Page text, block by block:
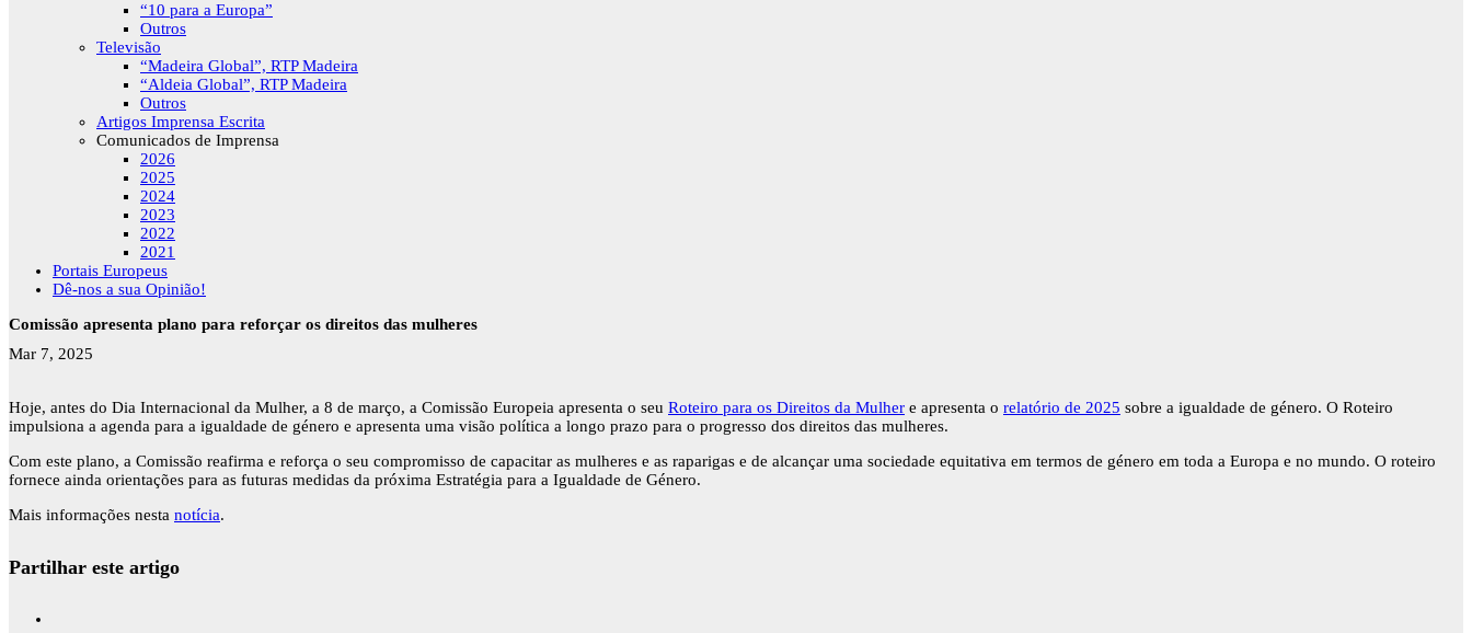
“10 para a Europa”
Outros
Televisão
“Madeira Global”, RTP Madeira
“Aldeia Global”, RTP Madeira
Outros
Artigos Imprensa Escrita
Comunicados de Imprensa
2026
2025
2024
2023
2022
2021
Portais Europeus
Dê-nos a sua Opinião!
Comissão apresenta plano para reforçar os direitos das mulheres
Mar 7, 2025
Hoje, antes do Dia Internacional da Mulher, a 8 de março, a Comissão Europeia apresenta o seu Roteiro para os Direitos da Mulher e apresenta o relatório de 2025 sobre a igualdade de género. O Roteiro
impulsiona a agenda para a igualdade de género e apresenta uma visão política a longo prazo para o progresso dos direitos das mulheres.
Com este plano, a Comissão reafirma e reforça o seu compromisso de capacitar as mulheres e as raparigas e de alcançar uma sociedade equitativa em termos de género em toda a Europa e no mundo. O roteiro
fornece ainda orientações para as futuras medidas da próxima Estratégia para a Igualdade de Género.
Mais informações nesta notícia.
Partilhar este artigo